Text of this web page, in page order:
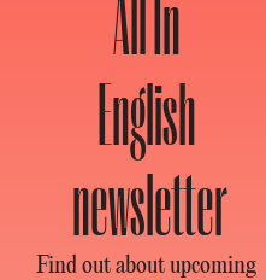
All In
English
newsletter
Find out about upcoming